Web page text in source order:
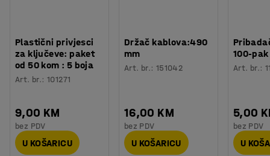
Plastični privjesci
za ključeve: paket
od 50 kom : 5 boja
Art. br.:101271
9,00 KM
bez PDV
U KOŠARICU
Držač kablova:490
mm
Art. br.: 151042
16,00 KM
bez PDV
U KOŠARICU
100-pak
Art. br.:
5,00
bez PDV
U